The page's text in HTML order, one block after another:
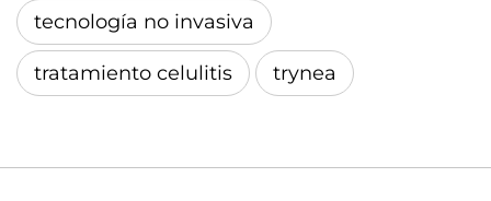
tecnología no invasiva
tratamiento celulitis trynea